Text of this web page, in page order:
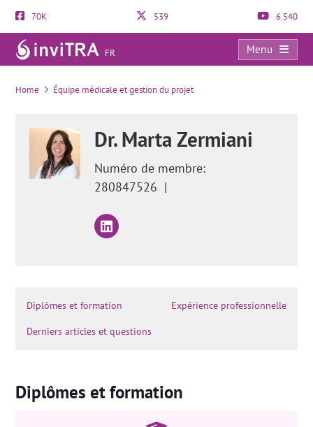
70K 539 6.540
FR
Menu
Quelles sont les vitamines à prendre pendant la grossesse?
Home Équipe médicale et gestion du projet
Dr. Marta Zermiani
Numéro de membre:
280847526 |
Diplômes et formation Expérience professionnelle
Derniers articles et questions
Diplômes et formation